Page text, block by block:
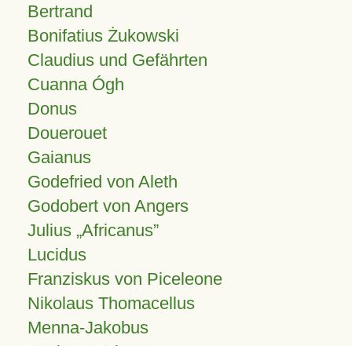
Bertrand
Bonifatius Żukowski
Claudius und Gefährten
Cuanna Ógh
Donus
Douerouet
Gaianus
Godefried von Aleth
Godobert von Angers
Julius Africanus
Lucidus
Franziskus von Piceleone
Nikolaus Thomacellus
Menna-Jakobus